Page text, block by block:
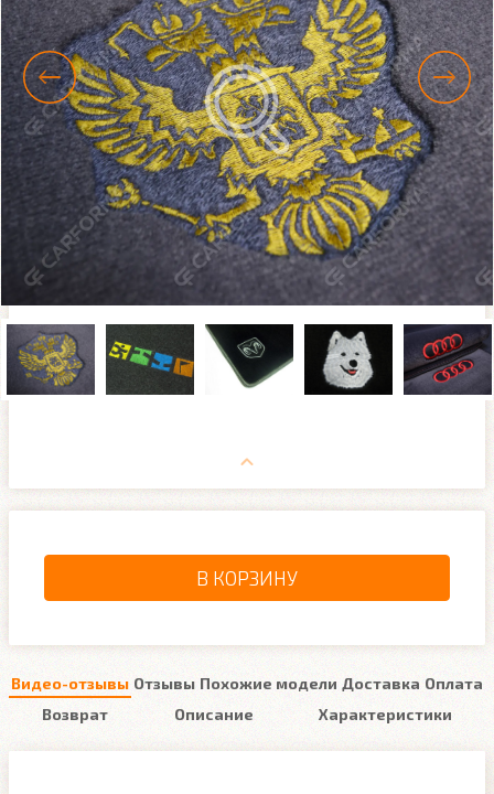
В КОРЗИНУ
Видео-отзывы Отзывы Похожие модели Доставка Оплата
Возврат
Описание Характеристики